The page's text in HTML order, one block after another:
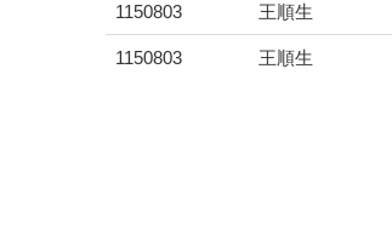
1150803 王順生
1150803 王順生